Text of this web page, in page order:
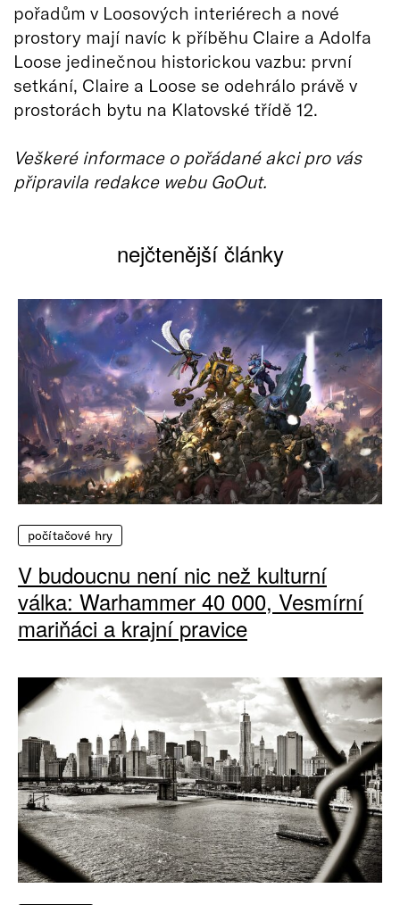
pořadům v Loosových interiérech a nové
prostory mají navíc k příběhu Claire a Adolfa
Loose jedinečnou historickou vazbu: první
setkání, Claire a Loose se odehrálo právě v
prostorách bytu na Klatovské třídě 12.
Veškeré informace o pořádané akci pro vás
připravila redakce webu GoOut.
nejčtenější články
počítačové hry
V budoucnu není nic než kulturní
válka: Warhammer 40 000, Vesmírní
mariňáci a krajní pravice